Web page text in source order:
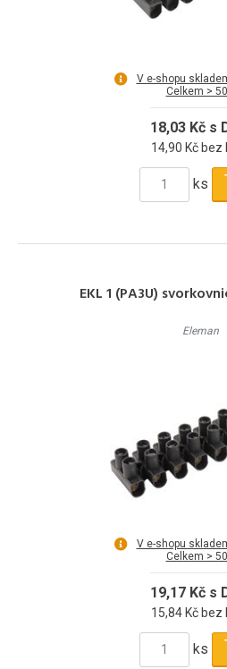
V e-shopu
Celkem >
18,03 Kč s
14,90 Kč bez
ks
EKL 1 (PA3U)
Eleman
V e-shopu
Celkem >
19,17 Kč s
15,84 Kč bez
ks